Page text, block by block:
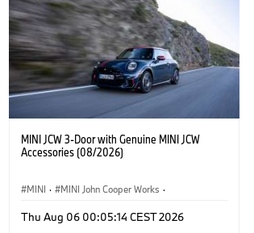
MINI JCW 3-Door with Genuine MINI JCW
Accessories (08/2026)
MINI · MINI John Cooper Works ·
Optional Extras, Accessories
Thu Aug 06 00:05:14 CEST 2026